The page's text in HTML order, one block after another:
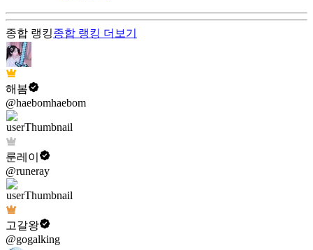
종합 랭킹종합 랭킹 더보기
해봄
@haebomhaebom
룬레이
@runeray
고갈왕
@gogalking